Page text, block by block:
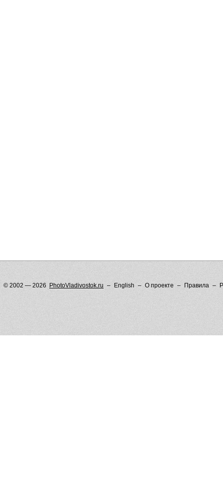
© 2002 — 2026 PhotoVladivostok.ru English О проекте Правила